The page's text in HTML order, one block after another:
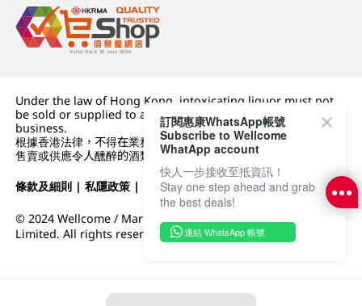
Under the law of Hong Kong, intoxicating liquor must not
be sold or supplied to a minor (under 18) in the course of
business.
根據香港法律，不得在業務過程中，向未成年人 (18 歲以下人士)
售賣或供應令人醺醉的酒類。
條款及細則 |私隱政策 | DFI零售集團
© 2024 Wellcome / Market Place. The Dairy Farm Company
Limited. All rights reserved.
訂閱惠康WhatsApp帳號
Subscribe to Wellcome
WhatApp account
快人一步接收至抵資訊！
Stay one step ahead and grab
the best deals!
連結 WhatsApp 帳號